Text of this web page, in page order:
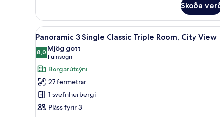
View
Room
Skoða
Skoða
allar
myndir
fyrir
Panoramic
3
Single
Classic
Panoramic 3 Single Classic
5
Panoramic 3 Single Classic Triple Room, City View
8,08,0 af 10
Mjög gott
1 umsögn
(1
umsögn)
Borgarútsýni
27 fermetrar
1 svefnherbergi
Pláss fyrir 3